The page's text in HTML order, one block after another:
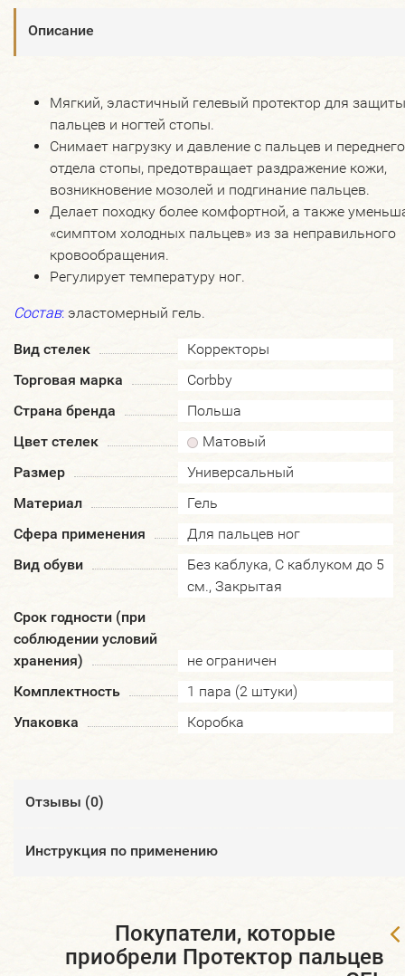
Описание
Мягкий, эластичный гелевый протектор для защиты
пальцев и ногтей стопы.
Снимает нагрузку и давление с пальцев и переднего
отдела стопы, предотвращает раздражение кожи,
возникновение мозолей и подгинание пальцев.
Делает походку более комфортной, а также
«симптом холодных пальцев» из за неправильного
кровообращения.
Регулирует температуру ног.
Состав: эластомерный гель.
Вид стелек
Корректоры
Торговая марка
Corbby
Страна бренда
Польша
Цвет стелек
Матовый
Размер
Универсальный
Материал
Гель
Сфера применения
Для пальцев ног
Вид обуви
Без каблука, С каблуком до 5
см., Закрытая
Срок годности (при
соблюдении условий
хранения)
не ограничен
Комплектность
1 пара (2 штуки)
Упаковка
Коробка
Отзывы (0)
Инструкция по применению
Покупатели, которые
приобрели Протектор пальцев